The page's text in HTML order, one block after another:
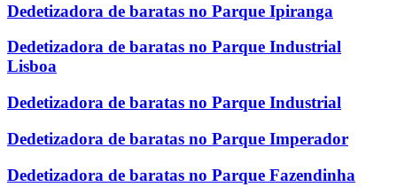
Dedetizadora de baratas no Parque Ipiranga
Dedetizadora de baratas no Parque Industrial
Lisboa
Dedetizadora de baratas no Parque Industrial
Dedetizadora de baratas no Parque Imperador
Dedetizadora de baratas no Parque Fazendinha